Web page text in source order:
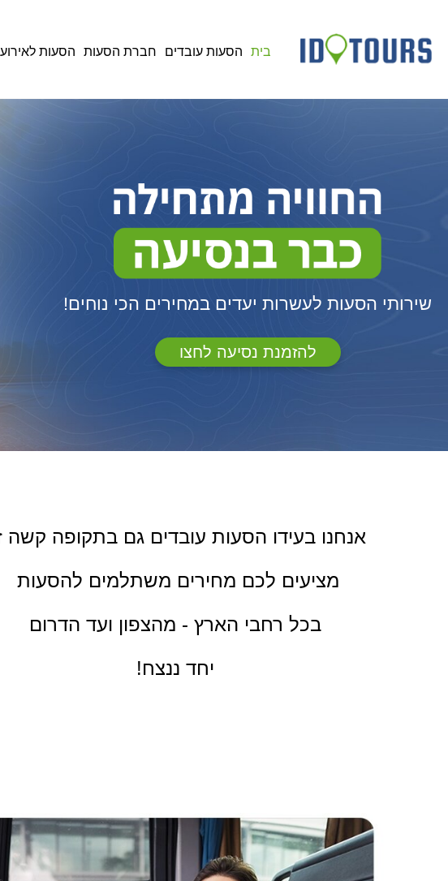
בית הסעות עובדים חברת הסעות הסעות
שירותי הסעות לעשרות יעדים במחירים הכי נוחים!
להזמנת נסיעה לחצו
אנחנו בעידו הסעות עובדים גם בתקופה קשה
מציעים לכם מחירים משתלמים להסעות
בכל רחבי הארץ - מהצפון ועד הדרום
יחד ננצח!